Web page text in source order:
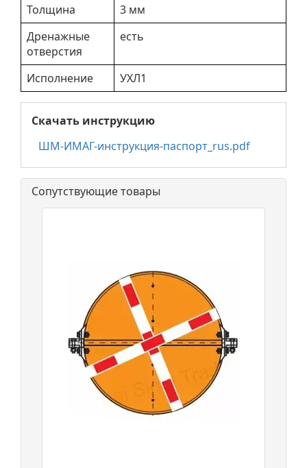
Толщина
3 мм
Дренажные
отверстия
есть
Исполнение УХЛ1
Скачать инструкцию
ШМ-ИМАГ-инструкция-паспорт_rus.pdf
Сопутствующие товары